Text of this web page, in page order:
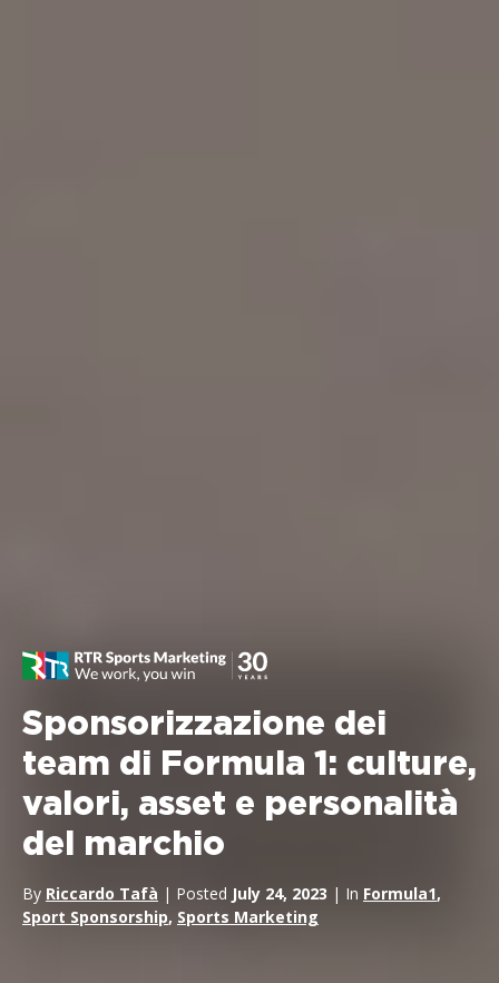
Sponsorizzazione dei
team di Formula 1: culture,
valori, asset e personalità
del marchio
By Riccardo Tafà | Posted July 24, 2023 | In Formula1,
Sport Sponsorship, Sports Marketing